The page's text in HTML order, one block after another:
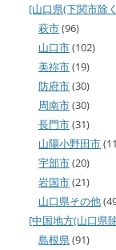
[山口県(下関市除
萩市(96)
山口市(102)
美祢市(19)
防府市(30)
周南市(30)
長門市(31)
山陽小野田市
宇部市(20)
岩国市(21)
山口県その他
[中国地方(山口県
島根県(91)